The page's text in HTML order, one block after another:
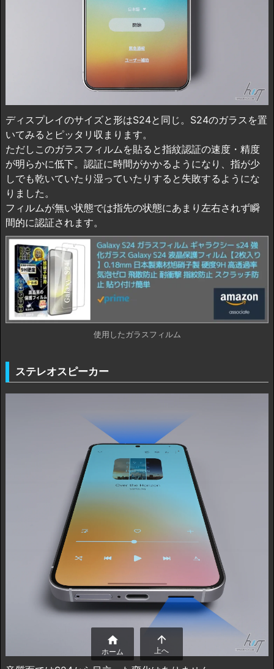
ディスプレイのサイズと形はS24と同じ。S24のガラスを置
いてみるとピッタリ収まります。
ただしこのガラスフィルムを貼ると指紋認証の速度・精度
が明らかに低下。認証に時間がかかるようになり、指が少
しでも乾いていたり湿っていたりすると失敗するようにな
りました。
フィルムが無い状態では指先の状態にあまり左右されず瞬
間的に認証されます。
使用したガラスフィルム
ステレオスピーカー

ホーム

上へ